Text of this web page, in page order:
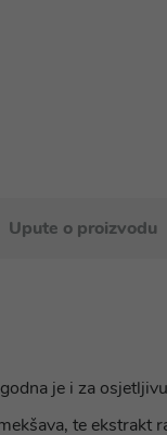
Upute o proizvodu
je i za
te